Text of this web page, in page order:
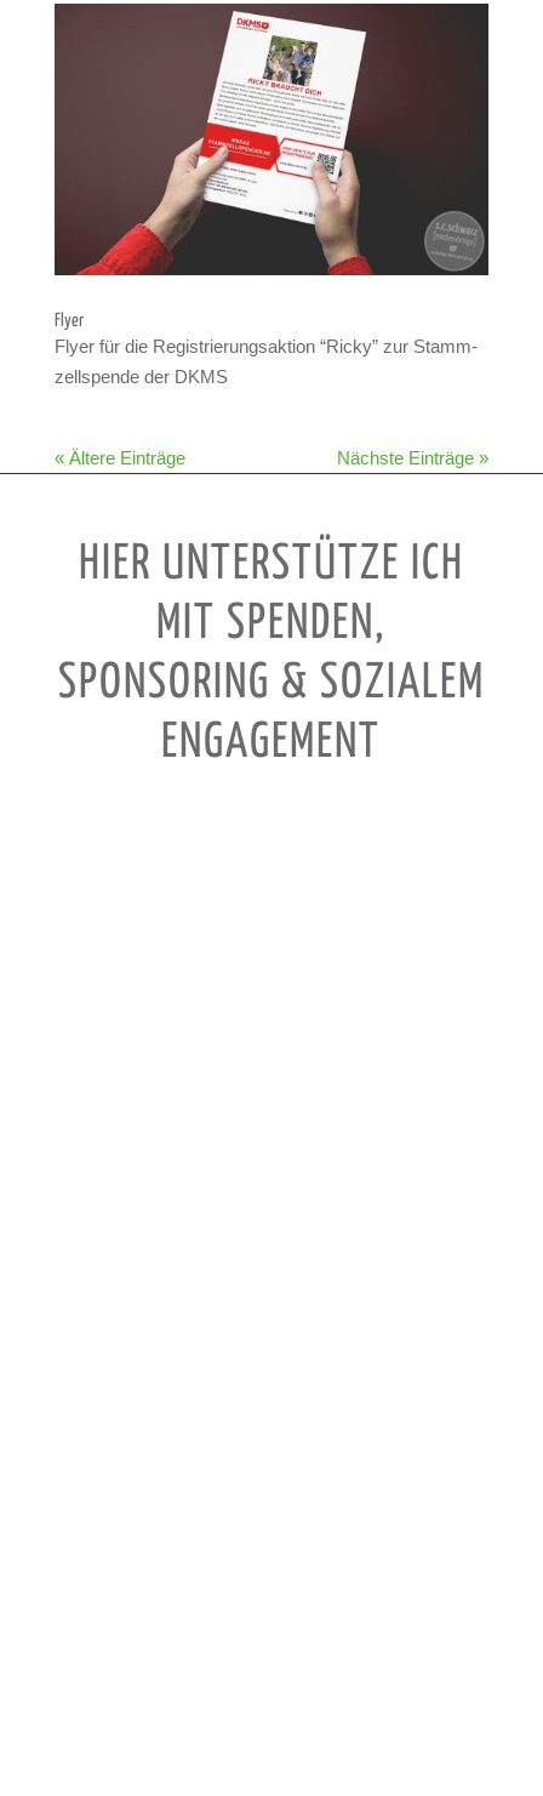
Flyer
Flyer für die Regis­trie­rungs­ak­tion “Ricky” zur Stamm­
zell­spende der DKMS
« Ältere Einträge Nächste Einträge »
HIER UNTERSTÜTZE ICH
MIT SPENDEN,
SPONSORING & SOZIALEM
ENGAGEMENT